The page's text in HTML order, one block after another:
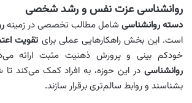
روانشناسی عزت نفس و رشد شخصی
دسته روانشناسی شامل مطالب تخصصی در زمینه
است. این بخش راهکارهایی عملی برای تقویت
خودکم‌ بینی و پرورش ذهنیت مثبت ارائه
روانشناسی در این حوزه، به افراد کمک می‌کند
بشناسند و روابط سالم‌تری برقرار سازند.